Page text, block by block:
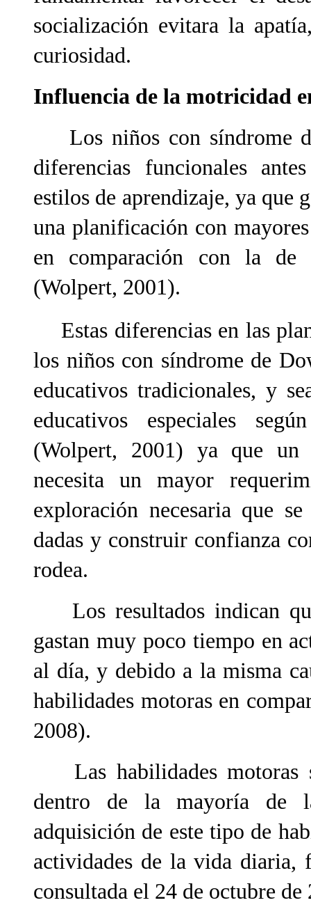
socialización evitara la
curiosidad.
Influencia de la motricidad
Los niños con síndrome
diferencias funcionales
estilos de aprendizaje, ya que
una planificación con
en comparación con la de
(Wolpert, 2001).
Estas diferencias en las
los niños con síndrome de
educativos tradicionales, y
educativos especiales
(Wolpert, 2001) ya que
necesita un mayor
exploración necesaria que
dadas y construir confianza
rodea.
Los resultados indican
gastan muy poco tiempo en
al día, y debido a la misma
habilidades motoras en
2008).
Las habilidades motoras
dentro de la mayoría de
adquisición de este tipo de
actividades de la vida diaria,
consultada el 24 de octubre de